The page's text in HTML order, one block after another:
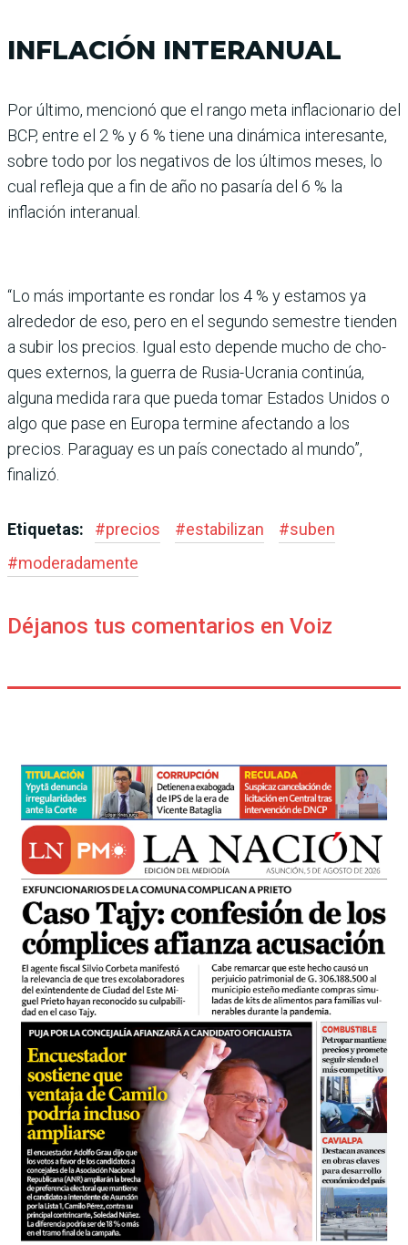
INFLACIÓN INTERANUAL
Por último, mencionó que el rango meta inflacionario del
BCP, entre el 2 % y 6 % tiene una dinámica interesante,
sobre todo por los negati­vos de los últimos meses, lo
cual refleja que a fin de año no pasaría del 6 % la
inflación interanual.
“Lo más importante es ron­dar los 4 % y estamos ya
alrededor de eso, pero en el segundo semestre tien­den
a subir los precios. Igual esto depende mucho de cho­
ques externos, la guerra de Rusia-Ucrania continúa,
alguna medida rara que pueda tomar Estados Unidos o
algo que pase en Europa ter­mine afectando a los
precios. Paraguay es un país conec­tado al mundo”,
finalizó.
Etiquetas: #precios #estabilizan #suben
#moderadamente
Déjanos tus comentarios en Voiz